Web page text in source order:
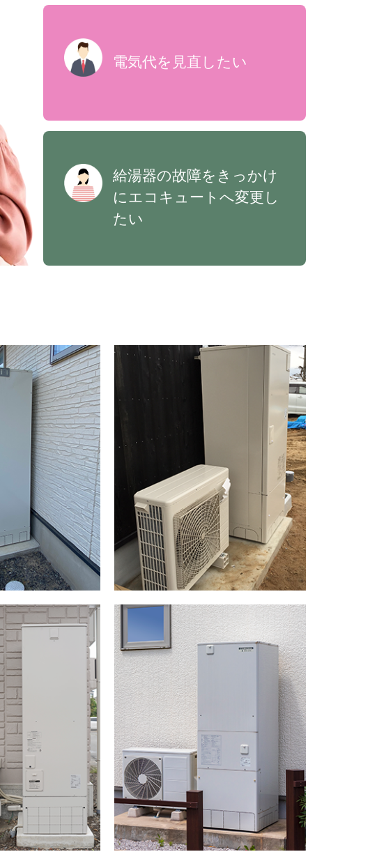
電気代を見直したい
給湯器の故障をきっかけ
にエコキュートへ変更し
たい